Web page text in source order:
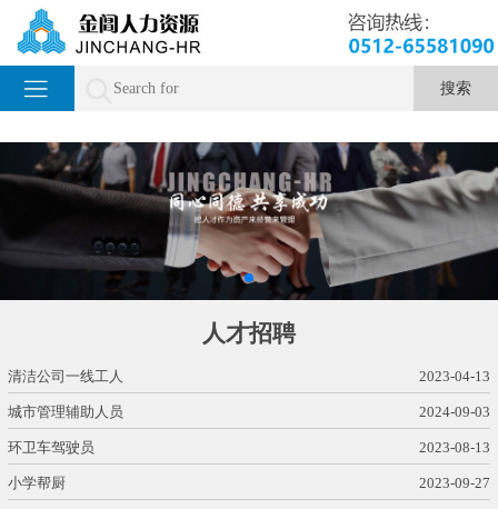
人才招聘
清洁公司一线工人 2023-04-13
城市管理辅助人员 2024-09-03
环卫车驾驶员 2023-08-13
小学帮厨 2023-09-27